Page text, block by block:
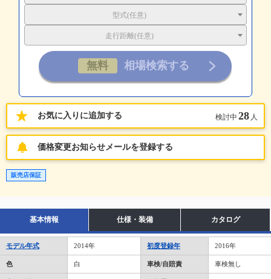
型式(任意)
走行距離(任意)
お気に入りに追加する 検討中 28 人
価格変更お知らせメールを登録する
販売店保証
基本情報 仕様・装備 カタログ
モデル年式 2014年 初度登録年 2016年
色 白 車検/自賠責 車検無し